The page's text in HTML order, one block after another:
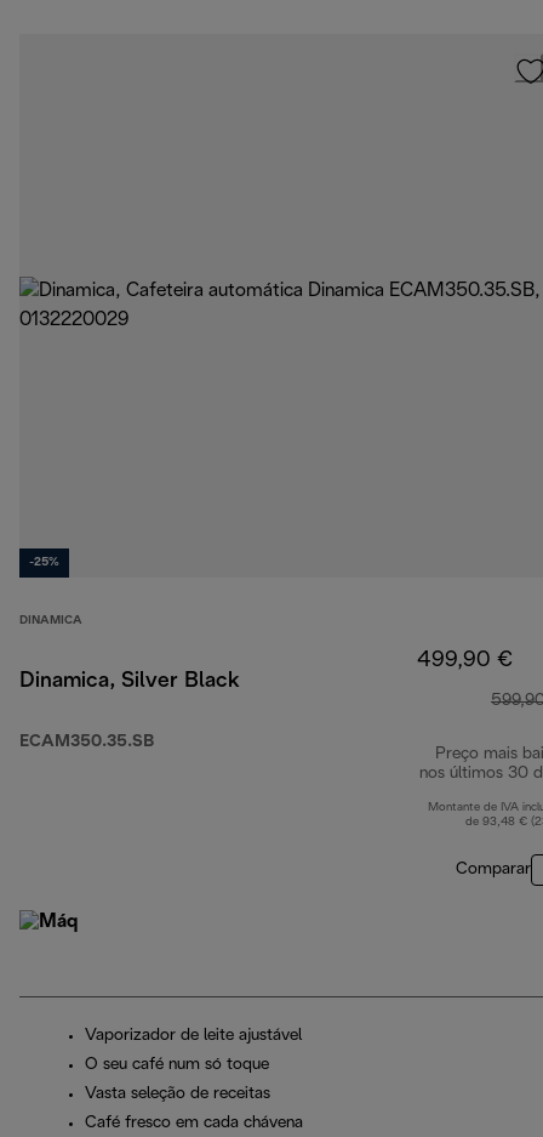
-25%
DINAMICA
Dinamica, Silver Black
ECAM350.35.SB
499,90 €
Preço mais
nos últimos 30
Montante de IVA
de 93,48 €
Comparar
Vaporizador de leite ajustável
O seu café num só toque
Vasta seleção de receitas
Café fresco em cada chávena